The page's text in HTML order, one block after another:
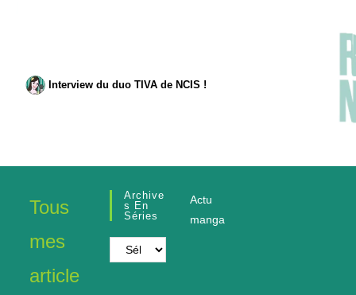
Interview du duo TIVA de NCIS !
Tous
mes
article
Archive
S En
Séries
Archives
en
Actu
manga